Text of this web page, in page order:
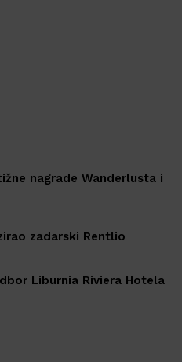
nagrade Wanderlusta i
zadarski Rentlio
Liburnia Riviera Hotela